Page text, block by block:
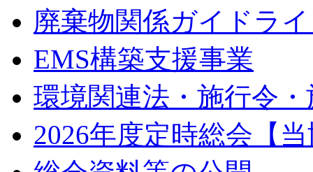
廃棄物関係ガイドラ
EMS構築支援事業
環境関連法・施行令
2026年度定時総会【